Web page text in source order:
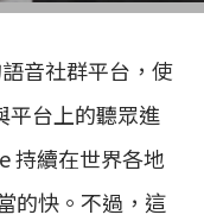
音社群平台，使
平台上的聽眾進
持續在世界各地
的快。不過，這